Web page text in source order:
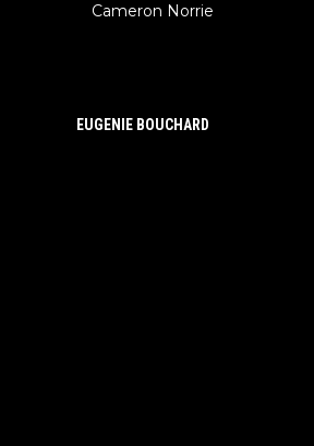
Cameron Norrie
EUGENIE BOUCHARD